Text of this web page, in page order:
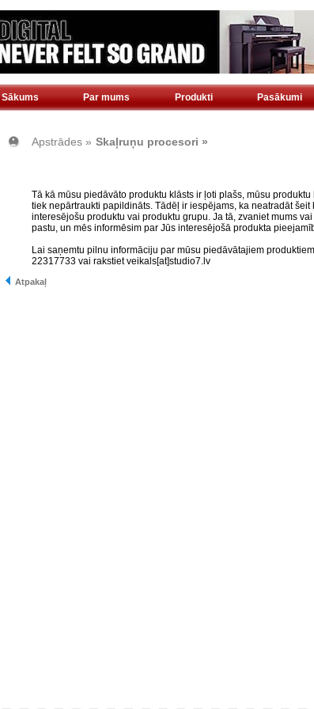
Sākums Par mums Produkti Pasākumi
Apstrādes » Skaļruņu procesori »
Tā kā mūsu piedāvāto produktu klāsts ir ļoti plašs, mūsu produktu
tiek nepārtraukti papildināts. Tādēļ ir iespējams, ka neatradāt šeit
interesējošu produktu vai produktu grupu. Ja tā, zvaniet mums
pastu, un mēs informēsim par Jūs interesējošā produkta
Lai saņemtu pilnu informāciju par mūsu piedāvātajiem
22317733 vai rakstiet veikals[at]studio7.lv
Atpakaļ